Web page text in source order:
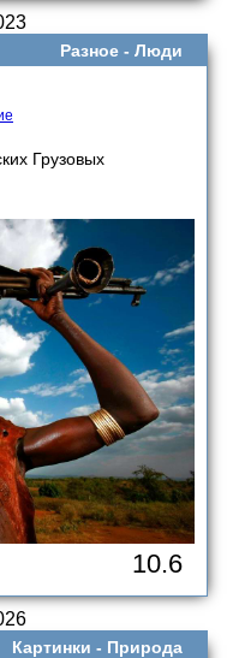
Разное - Люди
Грузовых
10.6
Картинки - Природа